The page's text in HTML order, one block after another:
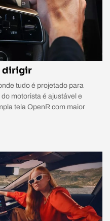
dirigir
tudo é projetado para
motorista é ajustável e
tela OpenR com maior